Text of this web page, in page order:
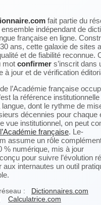
fait partie du
ensemble indépendant de
française en ligne.
ans, cette galaxie de sites
et de fiabilité reconnue.
mot confirmer s’inscrit dans
à jour et de vérification
l’Académie française
la référence institutionnelle
langue, dont le rythme de
décennies pour chaque
vue institutionnel, on peut
française. Le-
assume un rôle
% numérique, mis à jour
pour suivre l’évolution
aux internautes un outil
:
Dictionnaires.com
Calculatrice.com